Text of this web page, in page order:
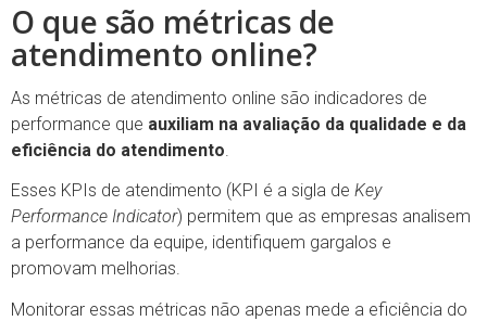
O que são métricas de
atendimento online?
As métricas de atendimento online são indicadores de
performance que auxiliam na avaliação da qualidade e da
eficiência do atendimento
Esses KPIs de atendimento (KPI é a sigla de Key
Performance Indicator) permitem que as empresas analisem
a performance da equipe, identifiquem gargalos e
promovam melhorias.
Monitorar essas métricas não apenas mede a eficiência do